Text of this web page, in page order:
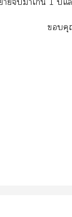
คุ